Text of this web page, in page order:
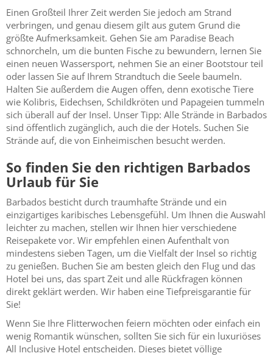
Einen Großteil Ihrer Zeit werden Sie jedoch am Strand
verbringen, und genau diesem gilt aus gutem Grund die
größte Aufmerksamkeit. Gehen Sie am Paradise Beach
schnorcheln, um die bunten Fische zu bewundern, lernen Sie
einen neuen Wassersport, nehmen Sie an einer Bootstour teil
oder lassen Sie auf Ihrem Strandtuch die Seele baumeln.
Halten Sie außerdem die Augen offen, denn exotische Tiere
wie Kolibris, Eidechsen, Schildkröten und Papageien tummeln
sich überall auf der Insel. Unser Tipp: Alle Strände in Barbados
sind öffentlich zugänglich, auch die der Hotels. Suchen Sie
Strände auf, die von Einheimischen besucht werden.
So finden Sie den richtigen Barbados
Urlaub für Sie
Barbados besticht durch traumhafte Strände und ein
einzigartiges karibisches Lebensgefühl. Um Ihnen die Auswahl
leichter zu machen, stellen wir Ihnen hier verschiedene
Reisepakete vor. Wir empfehlen einen Aufenthalt von
mindestens sieben Tagen, um die Vielfalt der Insel so richtig
zu genießen. Buchen Sie am besten gleich den Flug und das
Hotel bei uns, das spart Zeit und alle Rückfragen können
direkt geklärt werden. Wir haben eine Tiefpreisgarantie für
Sie!
Wenn Sie Ihre Flitterwochen feiern möchten oder einfach ein
wenig Romantik wünschen, sollten Sie sich für ein luxuriöses
All Inclusive Hotel entscheiden. Dieses bietet völlige